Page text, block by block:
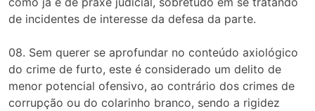
de incidentes de interesse da defesa da parte.
08. Sem querer se aprofundar no conteúdo axiológico
do crime de furto, este é considerado um delito de
menor potencial ofensivo, ao contrário dos crimes de
corrupção ou do colarinho branco, sendo a rigidez